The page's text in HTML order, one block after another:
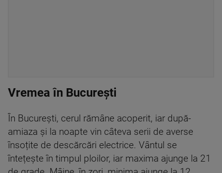
Vremea în București
În București, cerul rămâne acoperit, iar după-
amiaza și la noapte vin câteva serii de averse
însoțite de descărcări electrice. Vântul se
întețește în timpul ploilor, iar maxima ajunge la 21